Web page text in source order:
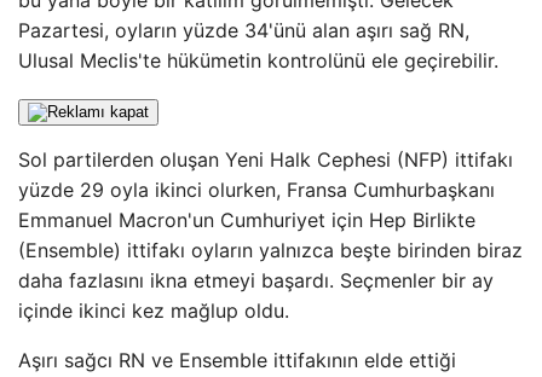
Pazartesi, oyların yüzde 34'ünü alan aşırı sağ RN,
Ulusal Meclis'te hükümetin kontrolünü ele geçirebilir.
Sol partilerden oluşan Yeni Halk Cephesi (NFP) ittifakı
yüzde 29 oyla ikinci olurken, Fransa Cumhurbaşkanı
Emmanuel Macron'un Cumhuriyet için Hep Birlikte
(Ensemble) ittifakı oyların yalnızca beşte birinden biraz
daha fazlasını ikna etmeyi başardı. Seçmenler bir ay
içinde ikinci kez mağlup oldu.
Aşırı sağcı RN ve Ensemble ittifakının elde ettiği